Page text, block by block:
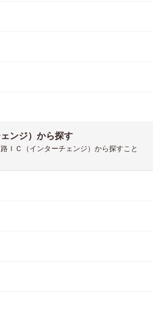
ンジ）から探す
ＩＣ（インターチェンジ）から探すこと